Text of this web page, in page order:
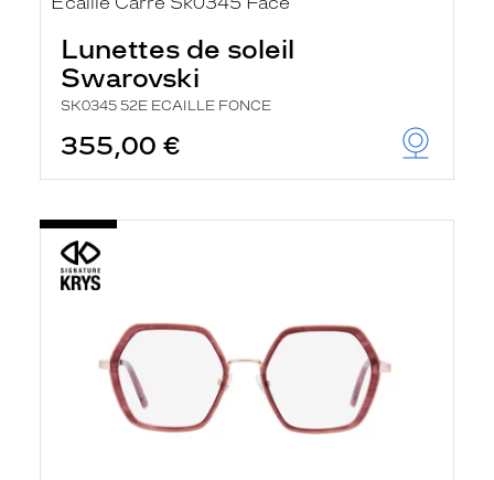
Lunettes de soleil
Swarovski
SK0345 52E ECAILLE FONCE
355,00 €